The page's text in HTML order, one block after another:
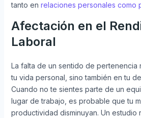
tanto en relaciones personales como
Afectación en el
Laboral
La falta de un sentido de pertenencia
tu vida personal, sino también en tu
Cuando no te sientes parte de un
lugar de trabajo, es probable que tu
productividad disminuyan. Un estudio